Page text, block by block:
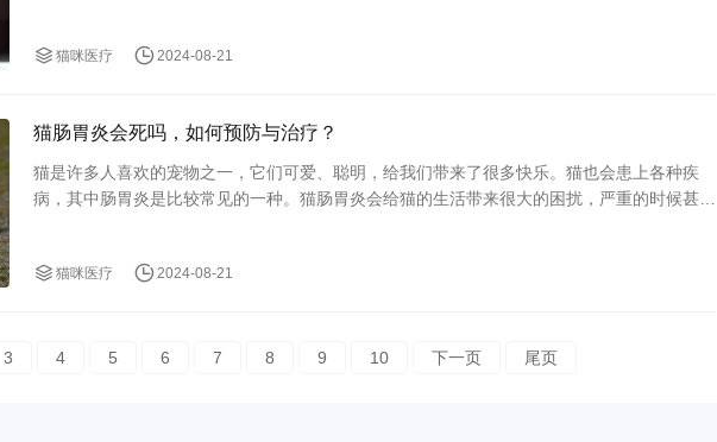
猫咪医疗 2024-08-21
猫肠胃炎会死吗，如何预防与治疗？
猫是许多人喜欢的宠物之一，它们可爱、聪明，给我们带来了很多快乐。猫也会患上各种疾
病，其中肠胃炎是比较常见的一种。猫肠胃炎会给猫的生活带来很大的困扰，严重的时候甚至
猫咪医疗 2024-08-21
3 4 5 6 7 8 9 10 下一页 尾页